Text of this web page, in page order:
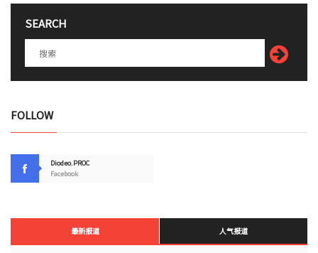
SEARCH
FOLLOW
Diodeo.PROC
Facebook
最新报道 人气报道